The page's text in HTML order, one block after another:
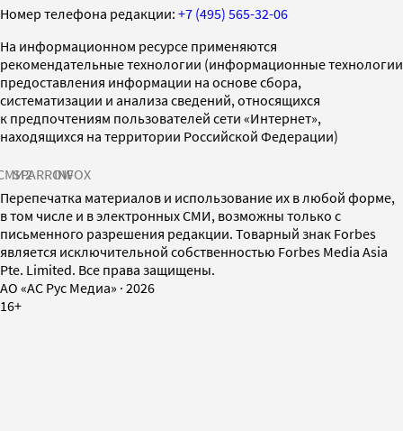
Номер телефона редакции: +7 (495) 565-32-06
На информационном ресурсе применяются
рекомендательные технологии (информационные технологии
предоставления информации на основе сбора,
систематизации и анализа сведений, относящихся
к предпочтениям пользователей сети «Интернет»,
находящихся на территории Российской Федерации)
SPARROWINFOX
Перепечатка материалов и использование их в любой форме,
в том числе и в электронных СМИ, возможны только с
письменного разрешения редакции. Товарный знак Forbes
является исключительной собственностью Forbes Media Asia
Pte. Limited. Все права защищены.
AO «АС Рус Медиа» · 2026
16+